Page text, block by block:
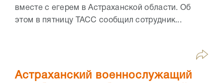
вместе с егерем в Астраханской области. Об
этом в пятницу ТАСС сообщил сотрудник...
Астраханский военнослужащий